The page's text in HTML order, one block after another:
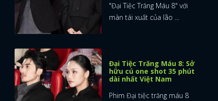
"Đại Tiệc Trăng Máu 8" với
màn tái xuất của lão ...
Đại Tiệc Trăng Máu 8: Sở
hữu cú one shot 35 phút
dài nhất Việt Nam
Phim Đại tiệc trăng máu 8